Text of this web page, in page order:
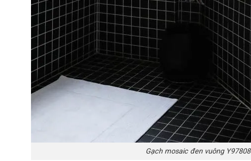
Gạch mosaic đen vuông Y97808